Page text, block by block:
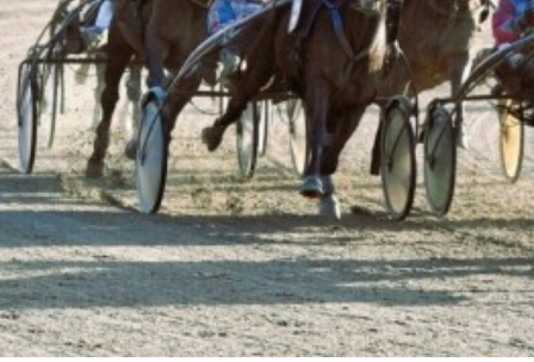
Hierdoor
website-